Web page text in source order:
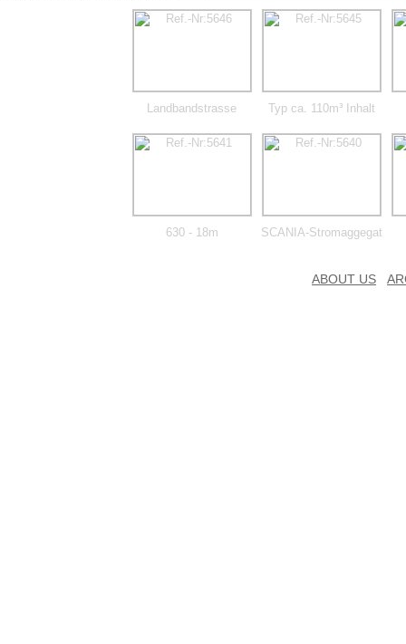
Landbandstrasse Typ ca. 110m³ Inhalt
630 - 18m SCANIA-Stromaggegat
ABOUT US